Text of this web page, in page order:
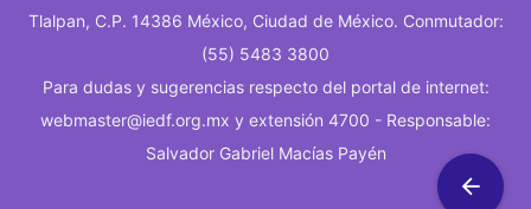
Tlalpan, C.P. 14386 México, Ciudad de México. Conmutador:
(55) 5483 3800
Para dudas y sugerencias respecto del portal de internet:
webmaster@iedf.org.mx y extensión 4700 - Responsable:
Salvador Gabriel Macías Payén
arrow_back